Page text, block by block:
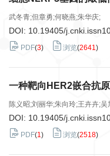
武冬青;但章勇;何晓燕;朱华庆;
DOI: 10.19405/
PDF(3) 浏览(2641)
一种靶向HER2嵌合抗
陈义昭;刘丽华;朱向玲;王卉卉;
DOI: 10.19405/
PDF(1) 浏览(2518)